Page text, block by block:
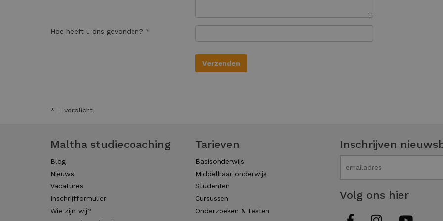
Hoe heeft u ons gevonden? *
* = verplicht
Maltha studiecoaching
Blog
Nieuws
Vacatures
Inschrijfformulier
Wie zijn wij?
Tarieven
Basisonderwijs
Middelbaar onderwijs
Studenten
Cursussen
Onderzoeken & testen
Inschrijven
Volg ons hier